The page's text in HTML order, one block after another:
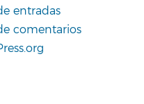
entradas
comentarios